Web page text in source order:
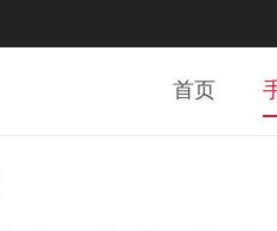
首页